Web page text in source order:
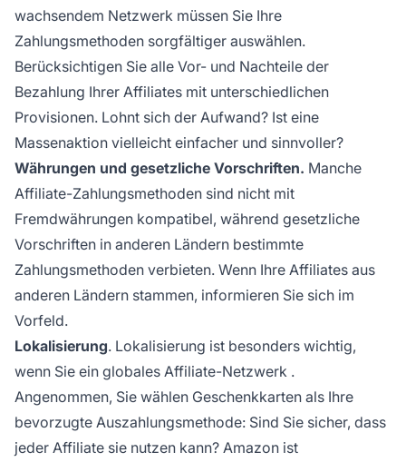
wachsendem Netzwerk müssen Sie Ihre
Zahlungsmethoden sorgfältiger auswählen.
Berücksichtigen Sie alle Vor- und Nachteile der
Bezahlung Ihrer Affiliates mit unterschiedlichen
Provisionen. Lohnt sich der Aufwand? Ist eine
Massenaktion vielleicht einfacher und sinnvoller?
Währungen und gesetzliche Vorschriften. Manche
Affiliate-Zahlungsmethoden sind nicht mit
Fremdwährungen kompatibel, während gesetzliche
Vorschriften in anderen Ländern bestimmte
Zahlungsmethoden verbieten. Wenn Ihre Affiliates aus
anderen Ländern stammen, informieren Sie sich im
Vorfeld.
Lokalisierung. Lokalisierung ist besonders wichtig,
wenn Sie ein globales Affiliate-Netzwerk .
Angenommen, Sie wählen Geschenkkarten als Ihre
bevorzugte Auszahlungsmethode: Sind Sie sicher, dass
jeder Affiliate sie nutzen kann? Amazon ist